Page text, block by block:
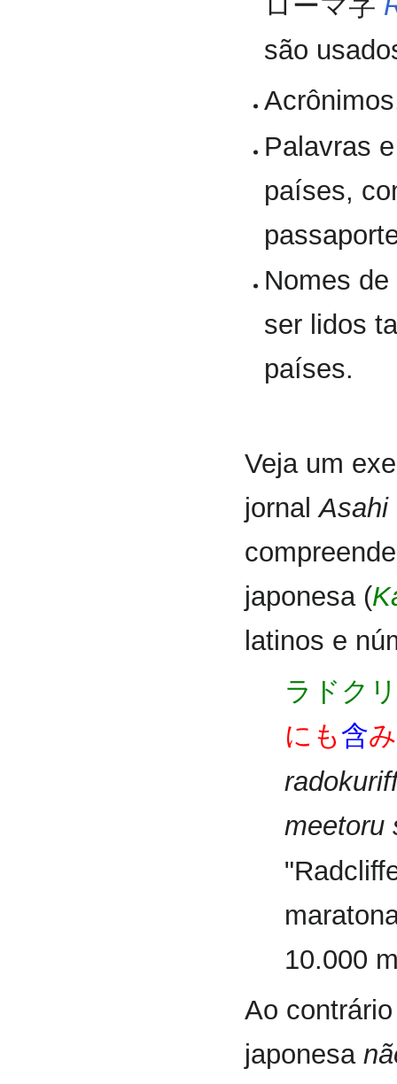
são
Palavras
países,
Nomes
ser lidos
países.
Veja um
jornalAsahi
japonesa (
latinos e
ラドク
にも含み
meetoru
10.000
Ao
japonesa